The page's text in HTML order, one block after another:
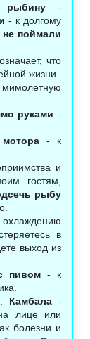
рыбину-
- к долгому
не поймали
что
жизни.
руками -
- к
и
гостям,
рыбу
в
выход из
пивом- к
Камбала-
лице или
болезни и